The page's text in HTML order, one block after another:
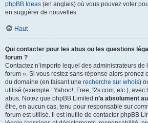
phpBB Ideas (en anglais) où vous pouvez voter
en suggérer de nouvelles.
Haut
Qui contacter pour les abus ou les questions
forum ?
Contactez n’importe lequel des administrateurs de
forum ». Si vous restez sans réponse alors prenez
du domaine (en faisant une recherche sur whois)
utilisé (exemple : Yahoo!, Free, f2s.com, etc.),
abus. Notez que phpBB Limited n’a absolument
être, en aucun cas, tenu pour responsable sur
forum est utilisé. Il est inutile de contacter phpBB